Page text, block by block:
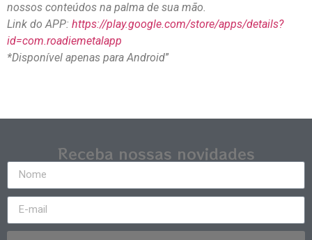
nossos conteúdos na palma de sua mão.
Link do APP: https://play.google.com/store/apps/details?
id=com.roadiemetalapp
*Disponível apenas para Android”
Receba nossas novidades